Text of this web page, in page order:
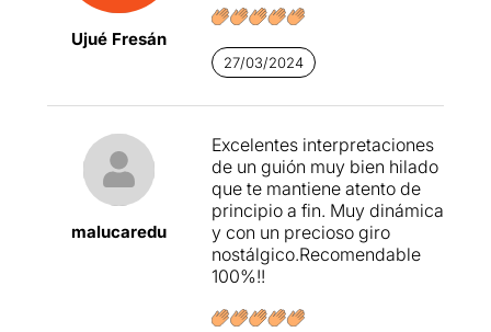
Ujué Fresán
27/03/2024
malucaredu
Excelentes interpretaciones
de un guión muy bien hilado
que te mantiene atento de
principio a fin. Muy dinámica
y con un precioso giro
nostálgico.Recomendable
100%!!